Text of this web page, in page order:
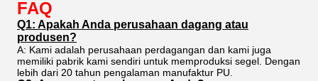
FAQ
Q1: Apakah Anda perusahaan dagang atau
produsen?
A: Kami adalah perusahaan perdagangan dan kami juga
memiliki pabrik kami sendiri untuk memproduksi segel. Dengan
lebih dari 20 tahun pengalaman manufaktur PU.